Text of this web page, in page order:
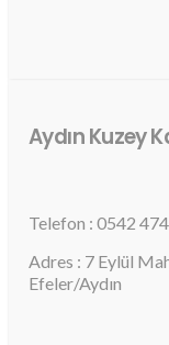
Aydın Kuzey
Telefon : 0542
Adres : 7 Eylül
Efeler/Aydın